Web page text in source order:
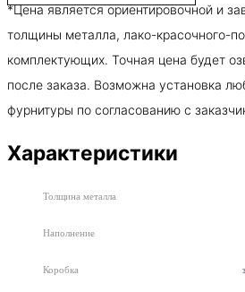
*Цена является ориентировочной и
толщины металла, лако-красочного-
комплектующих. Точная цена будет
после заказа. Возможна установка
фурнитуры по согласованию с
Характеристики
Толщина металла
Наполнение
Коробка